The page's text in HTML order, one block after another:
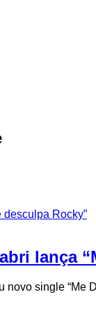
lança
single “Me